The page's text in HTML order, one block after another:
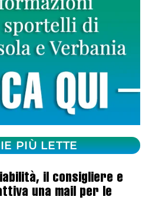
PIÙ LETTE
il consigliere e
una mail per le